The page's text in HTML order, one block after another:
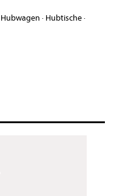
Hubwagen · Hubtische·